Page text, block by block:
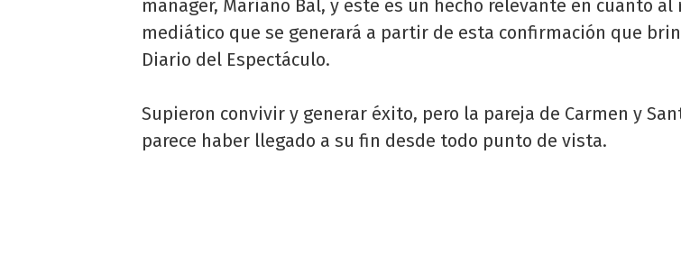
manager, Mariano Bal, y este es un hecho relevante en cuanto al
mediático que se generará a partir de esta confirmación que
Diario del Espectáculo.
Supieron convivir y generar éxito, pero la pareja de Carmen y
parece haber llegado a su fin desde todo punto de vista.